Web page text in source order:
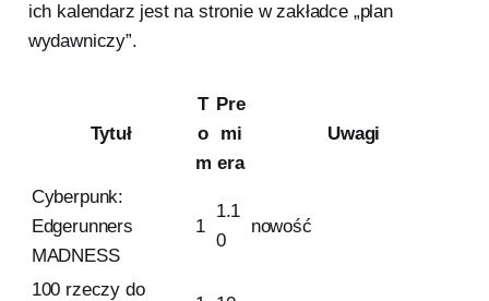
ich kalendarz jest na stronie w zakładce „plan
wydawniczy”.
Tytuł
T
o
m
Pre
mi
era
Uwagi
Cyberpunk:
Edgerunners
MADNESS
1
1.1
0
nowość
100 rzeczy do